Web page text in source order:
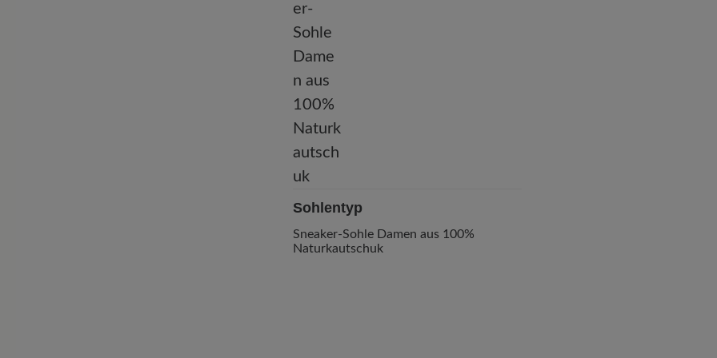
Sohlentyp
Sneaker-Sohle Damen aus 100%
Naturkautschuk